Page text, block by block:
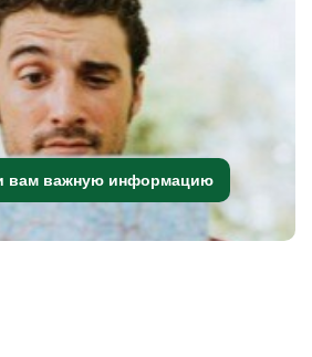
вам важную информацию